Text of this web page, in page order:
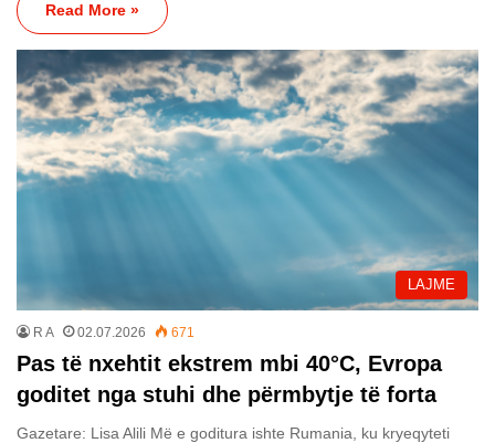
Read More »
LAJME
R A 02.07.2026 671
Pas të nxehtit ekstrem mbi 40°C, Evropa
goditet nga stuhi dhe përmbytje të forta
Gazetare: Lisa Alili Më e goditura ishte Rumania, ku kryeqyteti